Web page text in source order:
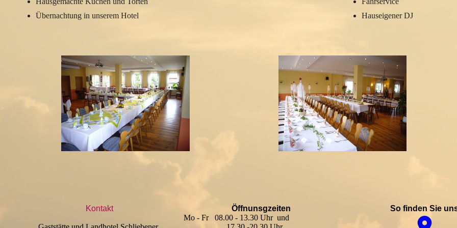
Übernachtung in unserem Hotel
Hauseigener DJ
Kontakt
Öffnunsgzeiten
Mo - Fr 08.00 - 13.30 Uhr und
So finden Sie